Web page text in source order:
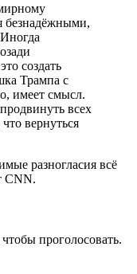
безнадёжными,
создать
Трампа с
имеет смысл.
всех
вернуться
разногласия всё
CNN.
чтобы проголосовать.